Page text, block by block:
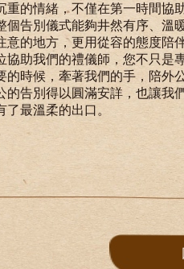
重的情緒，不僅在第一時間協
個告別儀式能夠井然有序、溫
意的地方，更用從容的態度陪
協助我們的禮儀師，您不只是
的時候，牽著我們的手，陪外
的告別得以圓滿安詳，也讓我
了最溫柔的出口。